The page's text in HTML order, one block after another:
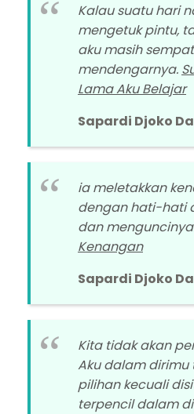
Kalau suatu hari
mengetuk pintu,
aku masih
mendengarnya.
Lama Aku Belajar
Sapardi Djoko
ia meletakkan
dengan hati-hati
dan
Kenangan
Sapardi Djoko
Kita tidak akan
Aku dalam dirimu
pilihan kecuali
terpencil dalam